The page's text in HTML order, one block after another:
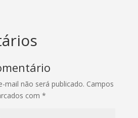
mail não será publicado. Campos
com *